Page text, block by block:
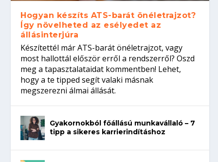
Hogyan készíts ATS-barát önéletrajzot?
Így növelheted az esélyedet az
állásinterjúra
Készítettél már ATS-barát önéletrajzot, vagy
most hallottál először erről a rendszerről? Oszd
meg a tapasztalataidat kommentben! Lehet,
hogy a te tipped segít valaki másnak
megszerezni álmai állását.
Gyakornokból főállású munkavállaló – 7
tipp a sikeres karrierindításhoz